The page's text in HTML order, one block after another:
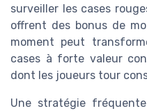
surveiller les cases
offrent des bonus de
moment peut
cases à forte valeur
dont les joueurs tour
Une stratégie